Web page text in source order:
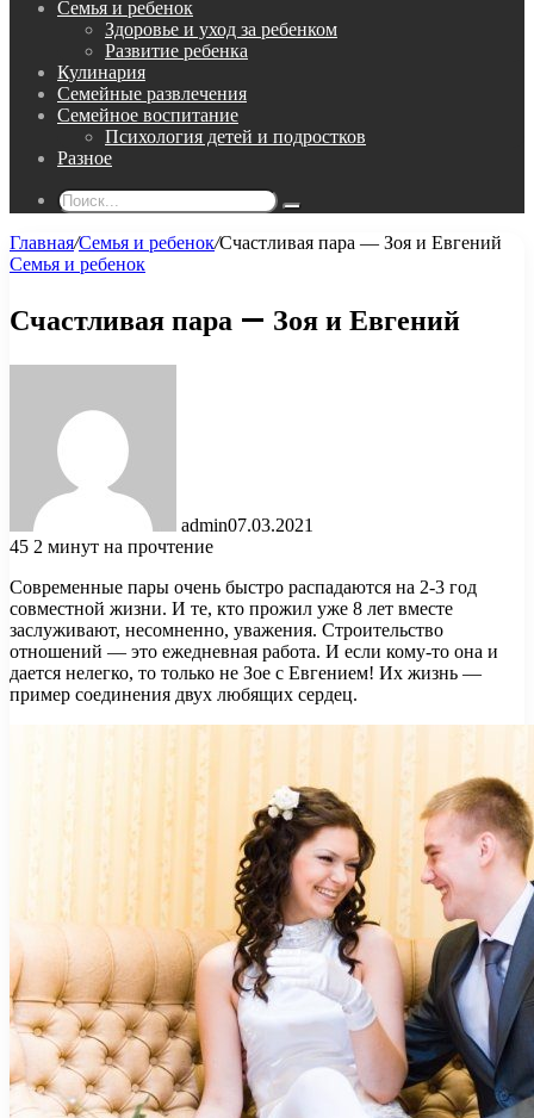
Семья и ребенок
Здоровье и уход за ребенком
Развитие ребенка
Кулинария
Семейные развлечения
Семейное воспитание
Психология детей и подростков
Разное
Поиск...
Главная/Семья и ребенок/Счастливая пара — Зоя и Евгений
Семья и ребенок
Счастливая пара — Зоя и Евгений
admin07.03.2021
45 2 минут на прочтение
Современные пары очень быстро распадаются на 2-3 год
совместной жизни. И те, кто прожил уже 8 лет вместе
заслуживают, несомненно, уважения. Строительство
отношений — это ежедневная работа. И если кому-то она и
дается нелегко, то только не Зое с Евгением! Их жизнь —
пример соединения двух любящих сердец.